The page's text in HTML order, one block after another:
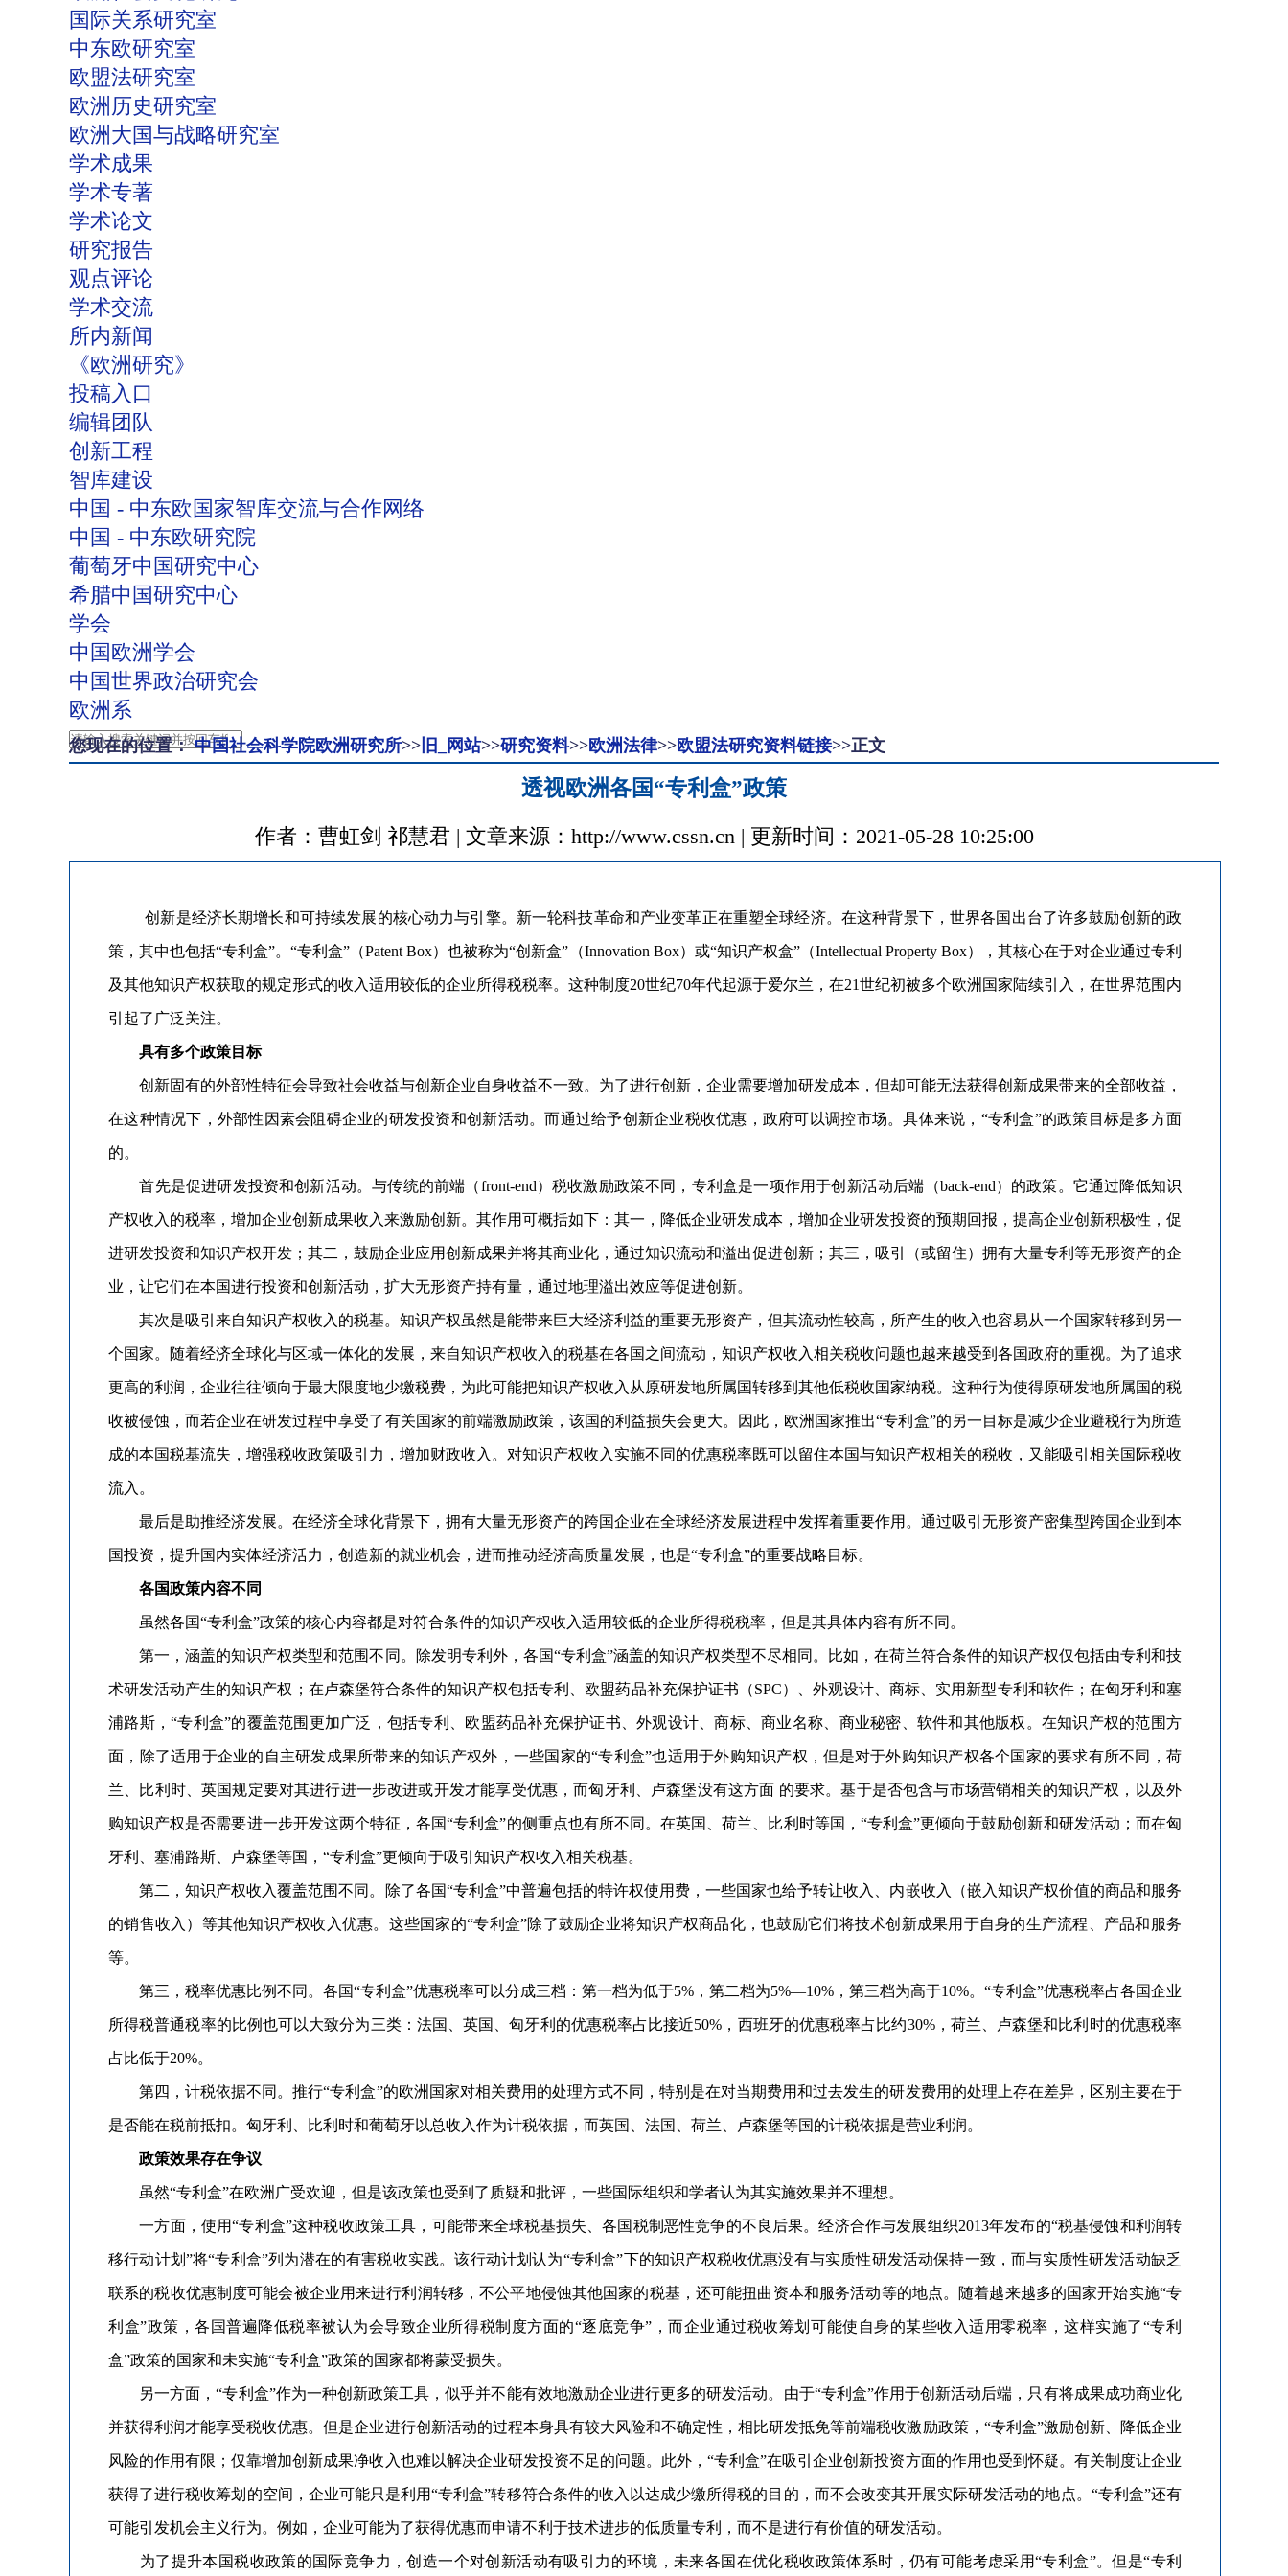
国际关系研究室
中东欧研究室
欧盟法研究室
欧洲历史研究室
欧洲大国与战略研究室
学术成果
学术专著
学术论文
研究报告
观点评论
学术交流
所内新闻
《欧洲研究》
投稿入口
编辑团队
创新工程
智库建设
中国 - 中东欧国家智库交流与合作网络
中国 - 中东欧研究院
葡萄牙中国研究中心
希腊中国研究中心
学会
中国欧洲学会
中国世界政治研究会
欧洲系
您现在的位置：中国社会科学院欧洲研究所>> 旧_网站>>研究资料>>欧洲法律>>欧盟法研究资料链接>>正文
透视欧洲各国“专利盒”政策
作者：曹虹剑 祁慧君 | 文章来源：http://www.cssn.cn | 更新时间：2021-05-28 10:25:00
创新是经济长期增长和可持续发展的核心动力与引擎。新一轮科技革命和产业变革正在重塑全球经济。在这种背景下，世界各国出台了许多鼓励创新的政
策，其中也包括“专利盒”。“专利盒”（Patent Box）也被称为“创新盒”（Innovation Box）或“知识产权盒”（Intellectual Property Box），其核心在于对企业通过专利
及其他知识产权获取的规定形式的收入适用较低的企业所得税税率。这种制度20世纪70年代起源于爱尔兰，在21世纪初被多个欧洲国家陆续引入，在世界范围内
引起了广泛关注。
具有多个政策目标
创新固有的外部性特征会导致社会收益与创新企业自身收益不一致。为了进行创新，企业需要增加研发成本，但却可能无法获得创新成果带来的全部收益，
在这种情况下，外部性因素会阻碍企业的研发投资和创新活动。而通过给予创新企业税收优惠，政府可以调控市场。具体来说，“专利盒”的政策目标是多方面
的。
首先是促进研发投资和创新活动。与传统的前端（front-end）税收激励政策不同，专利盒是一项作用于创新活动后端（back-end）的政策。它通过降低知识
产权收入的税率，增加企业创新成果收入来激励创新。其作用可概括如下：其一，降低企业研发成本，增加企业研发投资的预期回报，提高企业创新积极性，促
进研发投资和知识产权开发；其二，鼓励企业应用创新成果并将其商业化，通过知识流动和溢出促进创新；其三，吸引（或留住）拥有大量专利等无形资产的企
业，让它们在本国进行投资和创新活动，扩大无形资产持有量，通过地理溢出效应等促进创新。
其次是吸引来自知识产权收入的税基。知识产权虽然是能带来巨大经济利益的重要无形资产，但其流动性较高，所产生的收入也容易从一个国家转移到另一
个国家。随着经济全球化与区域一体化的发展，来自知识产权收入的税基在各国之间流动，知识产权收入相关税收问题也越来越受到各国政府的重视。为了追求
更高的利润，企业往往倾向于最大限度地少缴税费，为此可能把知识产权收入从原研发地所属国转移到其他低税收国家纳税。这种行为使得原研发地所属国的税
收被侵蚀，而若企业在研发过程中享受了有关国家的前端激励政策，该国的利益损失会更大。因此，欧洲国家推出“专利盒”的另一目标是减少企业避税行为所造
成的本国税基流失，增强税收政策吸引力，增加财政收入。对知识产权收入实施不同的优惠税率既可以留住本国与知识产权相关的税收，又能吸引相关国际税收
流入。
最后是助推经济发展。在经济全球化背景下，拥有大量无形资产的跨国企业在全球经济发展进程中发挥着重要作用。通过吸引无形资产密集型跨国企业到本
国投资，提升国内实体经济活力，创造新的就业机会，进而推动经济高质量发展，也是“专利盒”的重要战略目标。
各国政策内容不同
虽然各国“专利盒”政策的核心内容都是对符合条件的知识产权收入适用较低的企业所得税税率，但是其具体内容有所不同。
第一，涵盖的知识产权类型和范围不同。除发明专利外，各国“专利盒”涵盖的知识产权类型不尽相同。比如，在荷兰符合条件的知识产权仅包括由专利和技
术研发活动产生的知识产权；在卢森堡符合条件的知识产权包括专利、欧盟药品补充保护证书（SPC）、外观设计、商标、实用新型专利和软件；在匈牙利和塞
浦路斯，“专利盒”的覆盖范围更加广泛，包括专利、欧盟药品补充保护证书、外观设计、商标、商业名称、商业秘密、软件和其他版权。在知识产权的范围方
面，除了适用于企业的自主研发成果所带来的知识产权外，一些国家的“专利盒”也适用于外购知识产权，但是对于外购知识产权各个国家的要求有所不同，荷
兰、比利时、英国规定要对其进行进一步改进或开发才能享受优惠，而匈牙利、卢森堡没有这方面 的要求。基于是否包含与市场营销相关的知识产权，以及外
购知识产权是否需要进一步开发这两个特征，各国“专利盒”的侧重点也有所不同。在英国、荷兰、比利时等国，“专利盒”更倾向于鼓励创新和研发活动；而在匈
牙利、塞浦路斯、卢森堡等国，“专利盒”更倾向于吸引知识产权收入相关税基。
第二，知识产权收入覆盖范围不同。除了各国“专利盒”中普遍包括的特许权使用费，一些国家也给予转让收入、内嵌收入（嵌入知识产权价值的商品和服务
的销售收入）等其他知识产权收入优惠。这些国家的“专利盒”除了鼓励企业将知识产权商品化，也鼓励它们将技术创新成果用于自身的生产流程、产品和服务
等。
第三，税率优惠比例不同。各国“专利盒”优惠税率可以分成三档：第一档为低于5%，第二档为5%—10%，第三档为高于10%。“专利盒”优惠税率占各国企业
所得税普通税率的比例也可以大致分为三类：法国、英国、匈牙利的优惠税率占比接近50%，西班牙的优惠税率占比约30%，荷兰、卢森堡和比利时的优惠税率
占比低于20%。
第四，计税依据不同。推行“专利盒”的欧洲国家对相关费用的处理方式不同，特别是在对当期费用和过去发生的研发费用的处理上存在差异，区别主要在于
是否能在税前抵扣。匈牙利、比利时和葡萄牙以总收入作为计税依据，而英国、法国、荷兰、卢森堡等国的计税依据是营业利润。
政策效果存在争议
虽然“专利盒”在欧洲广受欢迎，但是该政策也受到了质疑和批评，一些国际组织和学者认为其实施效果并不理想。
一方面，使用“专利盒”这种税收政策工具，可能带来全球税基损失、各国税制恶性竞争的不良后果。经济合作与发展组织2013年发布的“税基侵蚀和利润转
移行动计划”将“专利盒”列为潜在的有害税收实践。该行动计划认为“专利盒”下的知识产权税收优惠没有与实质性研发活动保持一致，而与实质性研发活动缺乏
联系的税收优惠制度可能会被企业用来进行利润转移，不公平地侵蚀其他国家的税基，还可能扭曲资本和服务活动等的地点。随着越来越多的国家开始实施“专
利盒”政策，各国普遍降低税率被认为会导致企业所得税制度方面的“逐底竞争”，而企业通过税收筹划可能使自身的某些收入适用零税率，这样实施了“专利
盒”政策的国家和未实施“专利盒”政策的国家都将蒙受损失。
另一方面，“专利盒”作为一种创新政策工具，似乎并不能有效地激励企业进行更多的研发活动。由于“专利盒”作用于创新活动后端，只有将成果成功商业化
并获得利润才能享受税收优惠。但是企业进行创新活动的过程本身具有较大风险和不确定性，相比研发抵免等前端税收激励政策，“专利盒”激励创新、降低企业
风险的作用有限；仅靠增加创新成果净收入也难以解决企业研发投资不足的问题。此外，“专利盒”在吸引企业创新投资方面的作用也受到怀疑。有关制度让企业
获得了进行税收筹划的空间，企业可能只是利用“专利盒”转移符合条件的收入以达成少缴所得税的目的，而不会改变其开展实际研发活动的地点。“专利盒”还有
可能引发机会主义行为。例如，企业可能为了获得优惠而申请不利于技术进步的低质量专利，而不是进行有价值的研发活动。
为了提升本国税收政策的国际竞争力，创造一个对创新活动有吸引力的环境，未来各国在优化税收政策体系时，仍有可能考虑采用“专利盒”。但是“专利